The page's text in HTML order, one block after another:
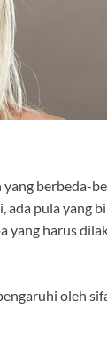
berbeda-
ada pula yang
yang harus
oleh